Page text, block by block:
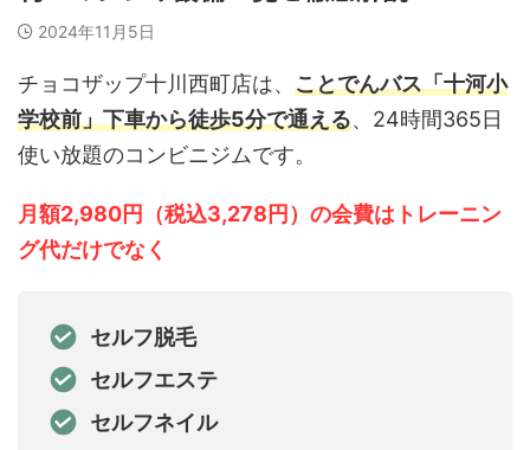
2024年11月5日
チョコザップ十川西町店は、 ことでんバス「十河小
学校前」下車から徒歩5分で通える、24時間365日
使い放題のコンビニジムです。
月額2,980円（税込3,278円）の会費はトレーニン
グ代だけでなく
セルフ脱毛
セルフエステ
セルフネイル